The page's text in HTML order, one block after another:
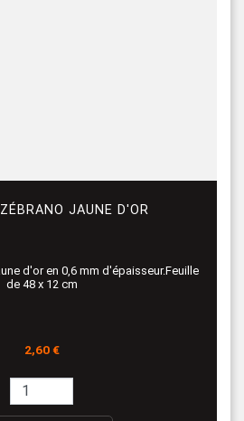
JAUNE D'OR
d'or en 0,6 mm d'épaisseur.Feuille
de 48 x 12 cm
Prix
2,60 €